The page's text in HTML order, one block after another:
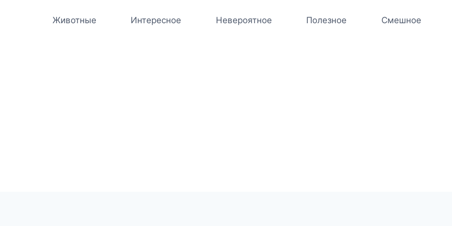
Животные Интересное Невероятное Полезное Смешное